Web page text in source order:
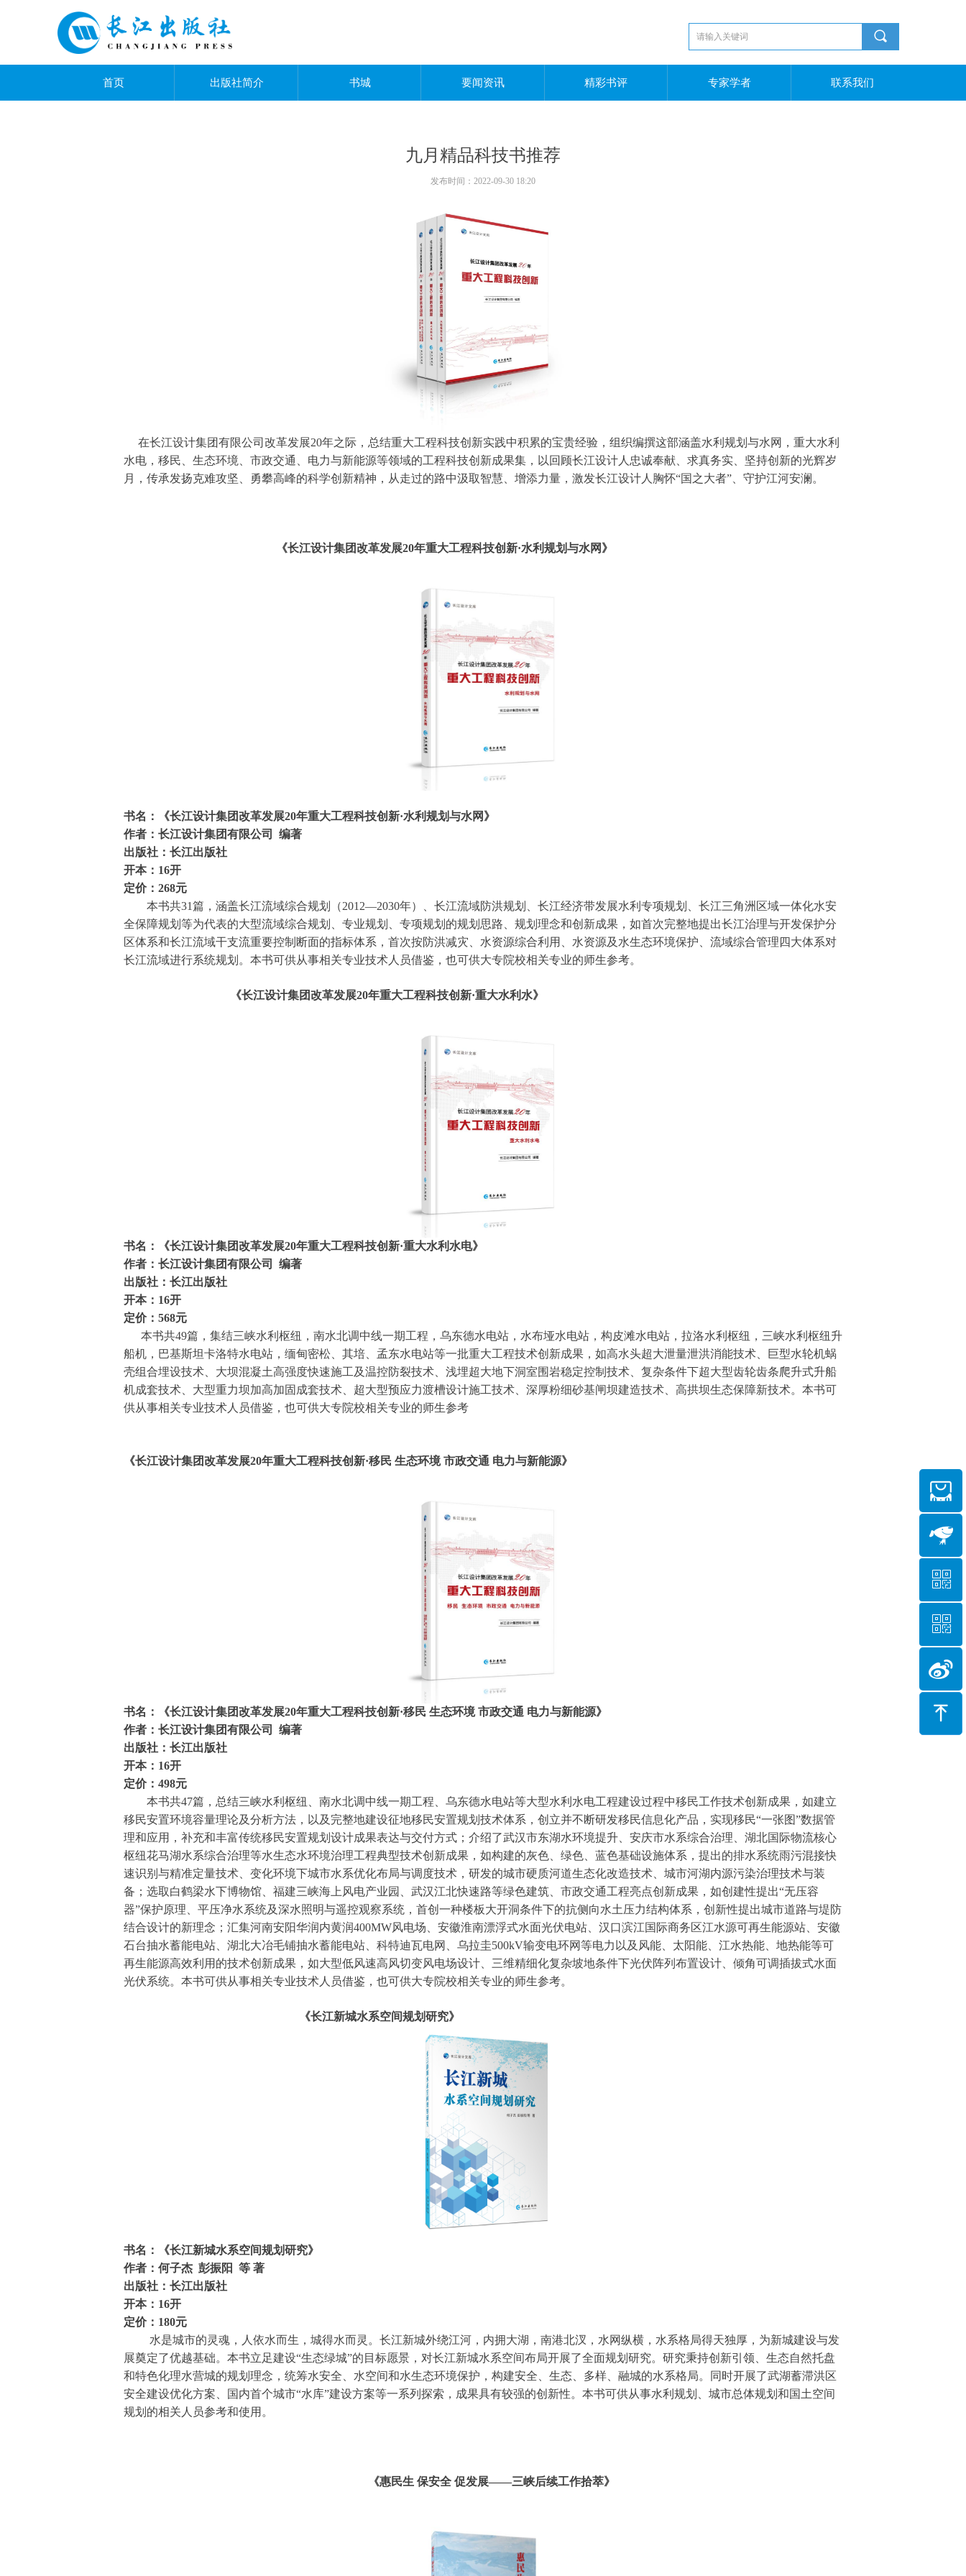
끠
首页 出版社简介 书城 要闻资讯 精彩书评 专家学者 联系我们
九月精品科技书推荐
在长江设计集团有限公司改革发展20年之际，总结重大工程科技创新实践中积累的宝贵经验，组织编撰这部涵盖水利规划与水网，重大水利
水电，移民、生态环境、市政交通、电力与新能源等领域的工程科技创新成果集，以回顾长江设计人忠诚奉献、求真务实、坚持创新的光辉岁
月，传承发扬克难攻坚、勇攀高峰的科学创新精神，从走过的路中汲取智慧、增添力量，激发长江设计人胸怀“国之大者”、守护江河安澜。
《长江设计集团改革发展20年重大工程科技创新·水利规划与水网》
书名：
《长江设计集团改革发展20年重大工程科技创新·水利规划与水网》
作者： 长江设计集团有限公司 编著
出版社：长江出版社
开本： 16开
定价： 268元
本书共31篇，涵盖长江流域综合规划（2012—2030年）、长江流域防洪规划、长江经济带发展水利专项规划、长江三角洲区域一体化水安
全保障规划等为代表的大型流域综合规划、专业规划、专项规划的规划思路、规划理念和创新成果，如首次完整地提出长江治理与开发保护分
区体系和长江流域干支流重要控制断面的指标体系，首次按防洪减灾、水资源综合利用、水资源及水生态环境保护、流域综合管理四大体系对
长江流域进行系统规划。本书可供从事相关专业技术人员借鉴，也可供大专院校相关专业的师生参考。
《长江设计集团改革发展20年重大工程科技创新·重大水利水》
书名： 《长江设计集团改革发展20年重大工程科技创新·重大水利水电》
作者： 长江设计集团有限公司 编著
出版社：长江出版社
开本： 16开
定价： 568元
本书共49篇，集结三峡水利枢纽，南水北调中线一期工程，乌东德水电站，水布垭水电站，构皮滩水电站，拉洛水利枢纽，三峡水利枢纽升
船机，巴基斯坦卡洛特水电站，缅甸密松、其培、孟东水电站等一批重大工程技术创新成果，如高水头超大泄量泄洪消能技术、巨型水轮机蜗
壳组合埋设技术、大坝混凝土高强度快速施工及温控防裂技术、浅埋超大地下洞室围岩稳定控制技术、复杂条件下超大型齿轮齿条爬升式升船
机成套技术、大型重力坝加高加固成套技术、超大型预应力渡槽设计施工技术、深厚粉细砂基闸坝建造技术、高拱坝生态保障新技术。本书可
供从事相关专业技术人员借鉴，也可供大专院校相关专业的师生参考
《长江设计集团改革发展20年重大工程科技创新·移民 生态环境 市政交通 电力与新能源》
书名： 《长江设计集团改革发展20年重大工程科技创新·移民 生态环境 市政交通 电力与新能源》
作者： 长江设计集团有限公司 编著
出版社：长江出版社
开本： 16开
定价： 498元
本书共47篇，总结三峡水利枢纽、南水北调中线一期工程、乌东德水电站等大型水利水电工程建设过程中移民工作技术创新成果，如建立
移民安置环境容量理论及分析方法，以及完整地建设征地移民安置规划技术体系，创立并不断研发移民信息化产品，实现移民“一张图”数据管
理和应用，补充和丰富传统移民安置规划设计成果表达与交付方式；介绍了武汉市东湖水环境提升、安庆市水系综合治理、湖北国际物流核心
枢纽花马湖水系综合治理等水生态水环境治理工程典型技术创新成果，如构建的灰色、绿色、蓝色基础设施体系，提出的排水系统雨污混接快
速识别与精准定量技术、变化环境下城市水系优化布局与调度技术，研发的城市硬质河道生态化改造技术、城市河湖内源污染治理技术与装
备；选取白鹤梁水下博物馆、福建三峡海上风电产业园、武汉江北快速路等绿色建筑、市政交通工程亮点创新成果，如创建性提出“无压容
器”保护原理、平压净水系统及深水照明与遥控观察系统，首创一种楼板大开洞条件下的抗侧向水土压力结构体系，创新性提出城市道路与堤防
结合设计的新理念；汇集河南安阳华润内黄润400MW风电场、安徽淮南漂浮式水面光伏电站、汉口滨江国际商务区江水源可再生能源站、安徽
石台抽水蓄能电站、湖北大冶毛铺抽水蓄能电站、科特迪瓦电网、乌拉圭500kV输变电环网等电力以及风能、太阳能、江水热能、地热能等可
再生能源高效利用的技术创新成果，如大型低风速高风切变风电场设计、三维精细化复杂坡地条件下光伏阵列布置设计、倾角可调插拔式水面
光伏系统。本书可供从事相关专业技术人员借鉴，也可供大专院校相关专业的师生参考。
《长江新城水系空间规划研究》
书名： 《长江新城水系空间规划研究》
作者： 何子杰 彭振阳 等 著
出版社：长江出版社
开本： 16开
定价： 180元
水是城市的灵魂，人依水而生，城得水而灵。长江新城外绕江河，内拥大湖，南港北汊，水网纵横，水系格局得天独厚，为新城建设与发
展奠定了优越基础。本书立足建设“生态绿城”的目标愿景，对长江新城水系空间布局开展了全面规划研究。研究秉持创新引领、生态自然托盘
和特色化理水营城的规划理念，统筹水安全、水空间和水生态环境保护，构建安全、生态、多样、融城的水系格局。同时开展了武湖蓄滞洪区
安全建设优化方案、国内首个城市“水库”建设方案等一系列探索，成果具有较强的创新性。本书可供从事水利规划、城市总体规划和国土空间
规划的相关人员参考和使用。
《惠民生 保安全 促发展——三峡后续工作拾萃》
发布时间： 2022-09-30 18:20
ꀥ
微信二维码
ꁸ
ꀥ
微信二维码